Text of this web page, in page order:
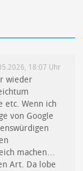
18:07 Uhr
wieder
etc. Wenn ich
von Google
machen…
Art. Da lobe